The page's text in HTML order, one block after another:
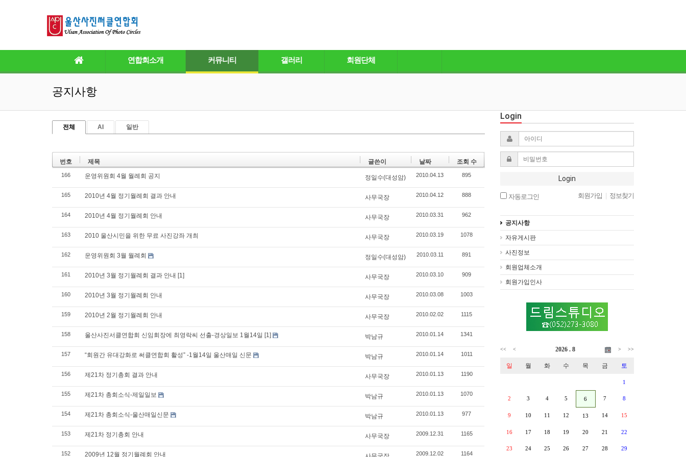
연합회소개 커뮤니티 갤러리 회원단체
공지사항
전체 AI 일반
번호 제목 글쓴이 날짜 조회 수
166 운영위원회 4월 월례회 공지 정일수(대성암) 2010.04.13 895
165 2010년 4월 정기월례회 결과 안내 사무국장 2010.04.12 888
164 2010년 4월 정기월례회 안내 사무국장 2010.03.31 962
163 2010 울산시민을 위한 무료 사진강좌 개최 사무국장 2010.03.19 1078
162 운영위원회 3월 월례회 정일수(대성암) 2010.03.11 891
161 2010년 3월 정기월례회 결과 안내 [1] 사무국장 2010.03.10 909
160 2010년 3월 정기월례회 안내 사무국장 2010.03.08 1003
159 2010년 2월 정기월례회 안내 사무국장 2010.02.02 1115
158 울산사진서클연합회 신임회장에 최영락씨 선출-경상일보 1월14일 [1] 박남규 2010.01.14 1341
157 “회원간 유대강화로 써클연합회 활성” -1월14일 울산매일 신문 박남규 2010.01.14 1011
156 제21차 정기총회 결과 안내 사무국장 2010.01.13 1190
155 제21차 총회소식-제일일보 박남규 2010.01.13 1070
154 제21차 총회소식-울산매일신문 박남규 2010.01.13 977
153 제21차 정기총회 안내 사무국장 2009.12.31 1165
152 2009년 12월 정기월례회 안내 2009.12.02 1164
Login
Login
자동로그인 회원가입 정보찾기
공지사항
자유게시판
사진정보
회원업체소개
회원가입인사
<< < > >>
2026 . 8
일 월 화 수 목 금 토
1
2 3 4 5 6 7 8
9 10 11 12 13 14 15
16 17 18 19 20 21 22
23 24 25 26 27 28 29